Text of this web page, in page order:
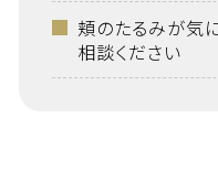
頬のたるみが気
相談ください